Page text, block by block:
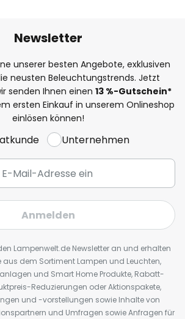
Newsletter
unserer besten Angebote, exklusiven
neusten Beleuchtungstrends. Jetzt
senden Ihnen einen 13 %-Gutschein*
ersten Einkauf in unserem Onlineshop
einlösen können!
Unternehmen
Anmelden
Lampenwelt.de Newsletter an und erhalten
aus dem Sortiment Lampen und Leuchten,
und Smart Home Produkte, Rabatt-
Reduzierungen oder Aktionspakete,
und -vorstellungen sowie Inhalte von
und Umfragen sowie Anfragen für